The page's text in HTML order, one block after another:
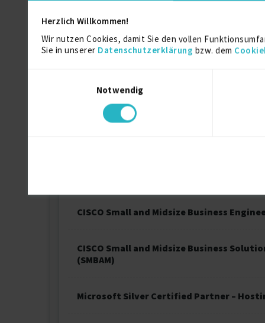
Herzlich Willkommen!
Wir nutzen Cookies, damit Sie den vollen
Sie in unserer Datenschutzerklärung bzw. dem
Notwendig
Schneider Electric Integrated Design
CISCO Small and Midsize Business
CISCO Small and Midsize Business
(SMBAM)
Microsoft Silver Certified Partner –